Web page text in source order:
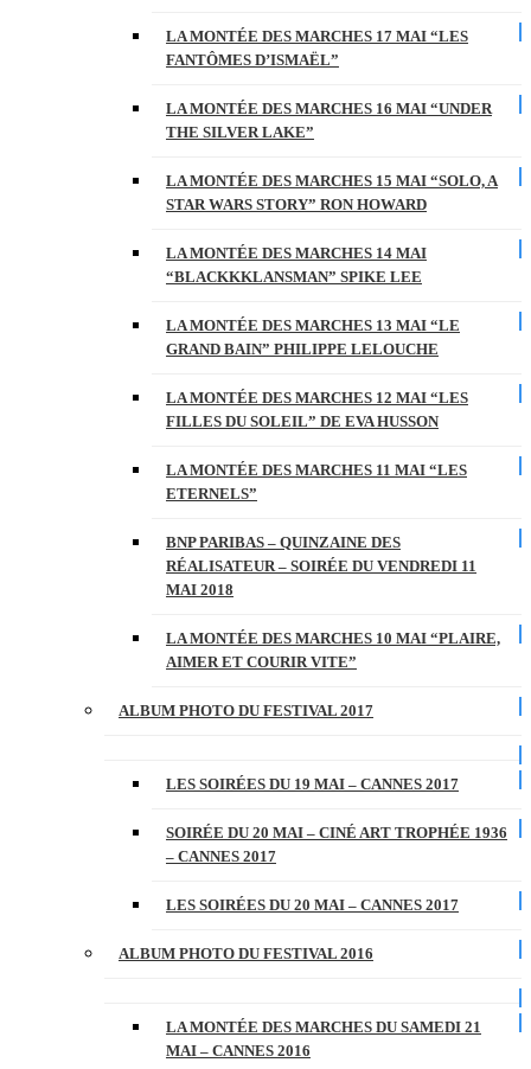
LA MONTÉE DES MARCHES 17 MAI “LES
FANTÔMES D’ISMAËL”
LA MONTÉE DES MARCHES 16 MAI “UNDER
THE SILVER LAKE”
LA MONTÉE DES MARCHES 15 MAI “SOLO, A
STAR WARS STORY” RON HOWARD
LA MONTÉE DES MARCHES 14 MAI
“BLACKKKLANSMAN” SPIKE LEE
LA MONTÉE DES MARCHES 13 MAI “LE
GRAND BAIN” PHILIPPE LELOUCHE
LA MONTÉE DES MARCHES 12 MAI “LES
FILLES DU SOLEIL” DE EVA HUSSON
LA MONTÉE DES MARCHES 11 MAI “LES
ETERNELS”
BNP PARIBAS – QUINZAINE DES
RÉALISATEUR – SOIRÉE DU VENDREDI 11
MAI 2018
LA MONTÉE DES MARCHES 10 MAI “PLAIRE,
AIMER ET COURIR VITE”
ALBUM PHOTO DU FESTIVAL 2017
LES SOIRÉES DU 19 MAI – CANNES 2017
SOIRÉE DU 20 MAI – CINÉ ART TROPHÉE 1936
– CANNES 2017
LES SOIRÉES DU 20 MAI – CANNES 2017
ALBUM PHOTO DU FESTIVAL 2016
LA MONTÉE DES MARCHES DU SAMEDI 21
MAI – CANNES 2016